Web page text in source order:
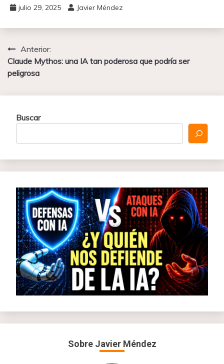
julio 29, 2025 Javier Méndez
Navegación
de
Anterior:
Claude Mythos: una IA tan poderosa que podría ser
peligrosa
Buscar
Sobre Javier Méndez